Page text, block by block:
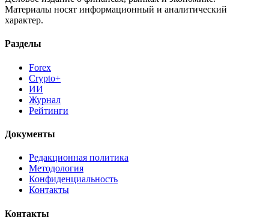
Деловое издание о финансах, рынках и экономике.
Материалы носят информационный и аналитический
Forex
Crypto+
ИИ
Журнал
Редакционная политика
Методология
Конфиденциальность